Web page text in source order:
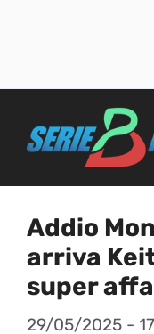
Addio
arriva
super
29/05/2025 -